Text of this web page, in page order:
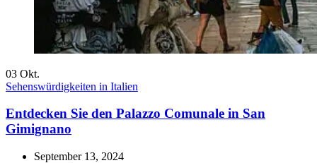
03 Okt.
Sehenswürdigkeiten in Italien
Entdecken Sie den Palazzo Comunale in San
Gimignano
September 13, 2024